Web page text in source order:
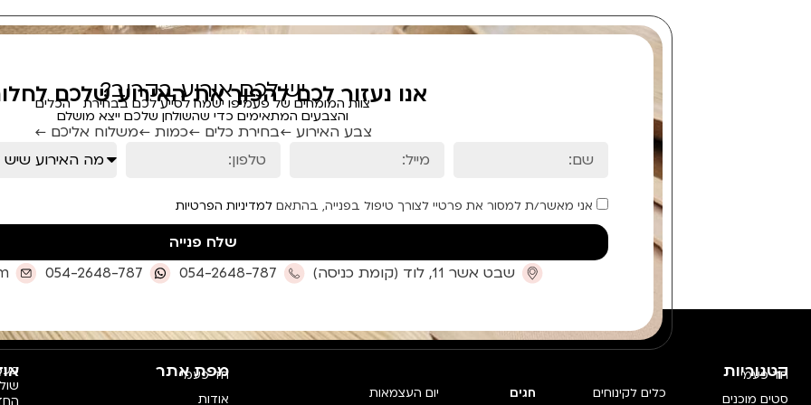
יש לכם אירוע בקרוב?
אנו נעזור לכם להפוך את האירוע שלכם
צוות המומחים של פעמיפו ישמח לסייע לכם בבחירת הכלים
והצבעים המתאימים כדי שהשולחן שלכם ייצא מושלם
צבע האירוע ←בחירת כלים ←כמות ←משלוח אליכם ←
אני מאשר/ת למסור את פרטיי לצורך טיפול בפנייה, בהתאםלמדיניות הפרטיות
שלח פנייה
שבט אשר 11, לוד (קומת כניסה)
054-2648-787
054-2648-787
קטגוריות
חד פעמי
סטים מוכנים
כלים לקינוחים חגים יום העצמאות
מפת אתר
חד פעמי
אודות